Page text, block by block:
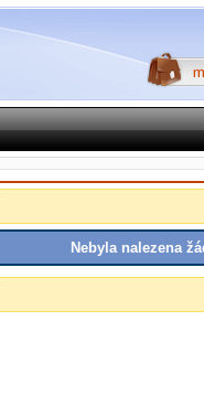
Nebyla nalezena